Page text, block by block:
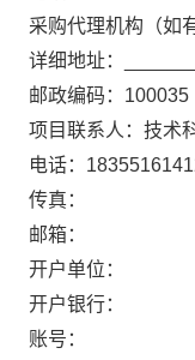
采购代理机构（如
详细地址：
邮政编码：100035
项目联系人：技术
电话：
传真：
邮箱：
开户单位：
开户银行：
账号：